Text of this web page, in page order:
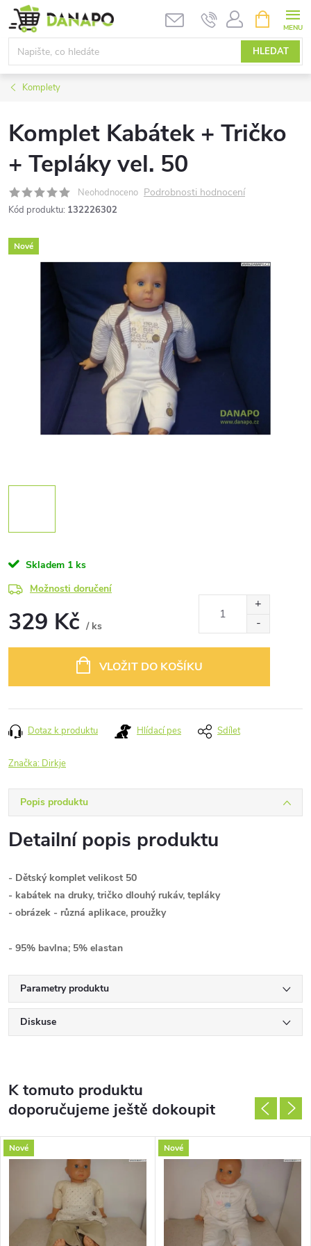
Přejít
na
obsah
HLEDAT
NÁKUPNÍ
KOŠÍK
Komplety
Komplet Kabátek + Tričko
+ Tepláky vel. 50
Neohodnoceno Podrobnosti hodnocení
Kód produktu: 132226302
Nové
Skladem 1 ks
Možnosti doručení
329 Kč / ks
VLOŽIT DO KOŠÍKU
Dotaz k produktu Hlídací pes Sdílet
Značka: Dirkje
Popis produktu
Detailní popis produktu
- Dětský komplet velikost 50
- kabátek na druky, tričko dlouhý rukáv, tepláky
- obrázek - různá aplikace, proužky
- 95% bavlna; 5% elastan
Parametry produktu
Diskuse
K tomuto produktu
doporučujeme ještě dokoupit
Nové Nové